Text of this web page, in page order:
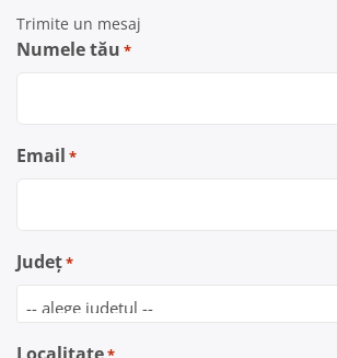
Trimite un mesaj
Numele tău *
Email *
Județ*